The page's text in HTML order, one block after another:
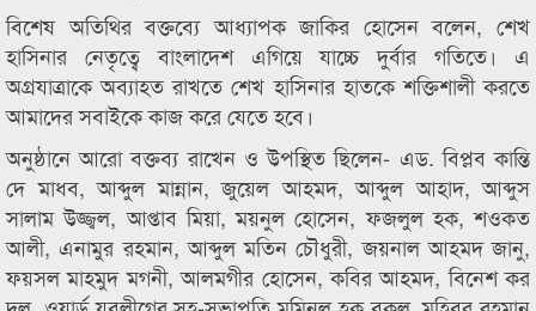
বিশেষ অতিথির বক্তব্যে আধ্যাপক জাকির হোসেন বলেন, শেখ
হাসিনার নেতৃত্বে বাংলাদেশ এগিয়ে যাচ্চে দুর্বার গতিতে। এ
অগ্রযাত্রাকে অব্যাহত রাখতে শেখ হাসিনার হাতকে শক্তিশালী করতে
আমাদের সবাইকে কাজ করে যেতে হবে।
অনুষ্ঠানে আরো বক্তব্য রাখেন ও উপস্থিত ছিলেন- এড. বিপ্লব কান্তি
দে মাধব, আব্দুল মান্নান, জুয়েল আহমদ, আব্দুল আহাদ, আব্দুস
সালাম উজ্জ্বল, আপ্তাব মিয়া, ময়নুল হোসেন, ফজলুল হক, শওকত
আলী, এনামুর রহমান, আব্দুল মতিন চৌধুরী, জয়নাল আহমদ জানু,
ফয়সল মাহমুদ মগনী, আলমগীর হোসেন, কবির আহমদ, বিনেশ কর